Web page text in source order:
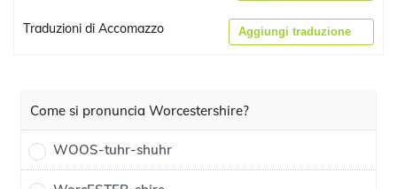
Traduzioni di Accomazzo Aggiungi traduzione
Come si pronuncia Worcestershire?
WOOS-tuhr-shuhr